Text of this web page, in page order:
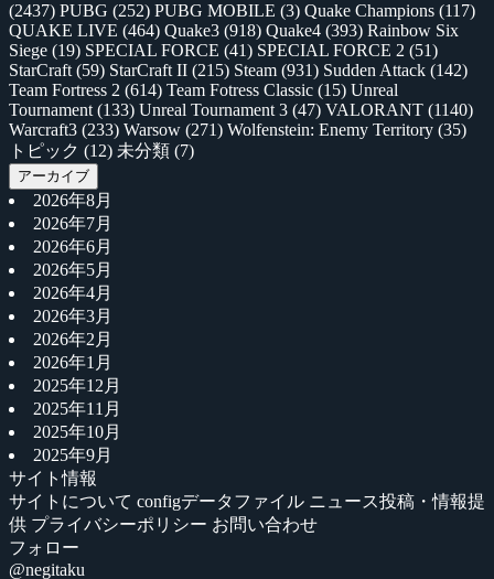
(2437) PUBG (252) PUBG MOBILE (3) Quake Champions (117)
QUAKE LIVE (464) Quake3 (918) Quake4 (393) Rainbow Six
Siege (19) SPECIAL FORCE (41) SPECIAL FORCE 2 (51)
StarCraft (59) StarCraft II (215) Steam (931) Sudden Attack (142)
Team Fortress 2 (614) Team Fotress Classic (15) Unreal
Tournament (133) Unreal Tournament 3 (47) VALORANT (1140)
Warcraft3 (233) Warsow (271) Wolfenstein: Enemy Territory (35)
トピック (12) 未分類 (7)
アーカイブ
2026年8月
2026年7月
2026年6月
2026年5月
2026年4月
2026年3月
2026年2月
2026年1月
2025年12月
2025年11月
2025年10月
2025年9月
サイト情報
サイトについて configデータファイル ニュース投稿・情報提
供 プライバシーポリシー お問い合わせ
フォロー
@negitaku